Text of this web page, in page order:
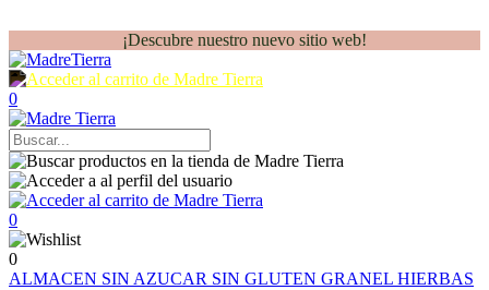
¡Descubre nuestro nuevo sitio web!
0
0
0
ALMACEN SIN AZUCAR SIN GLUTEN GRANEL HIERBAS